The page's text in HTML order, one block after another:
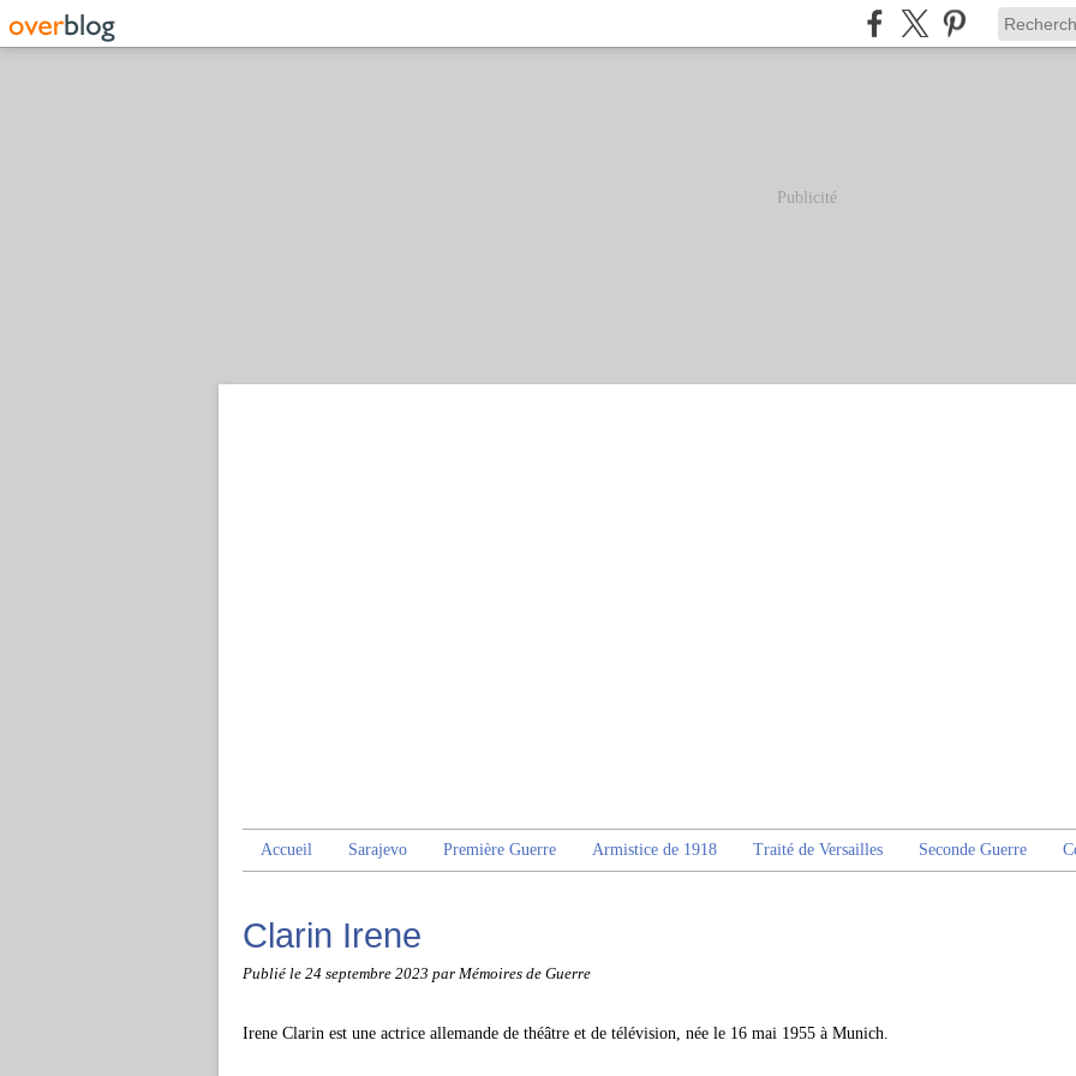
Publicité
Accueil Sarajevo Première Guerre Armistice de 1918 Traité de Versailles Seconde Guerre
Clarin Irene
Publié le 24 septembre 2023 par Mémoires de Guerre
Irene Clarin est une actrice allemande de théâtre et de télévision, née le 16 mai 1955 à Munich.